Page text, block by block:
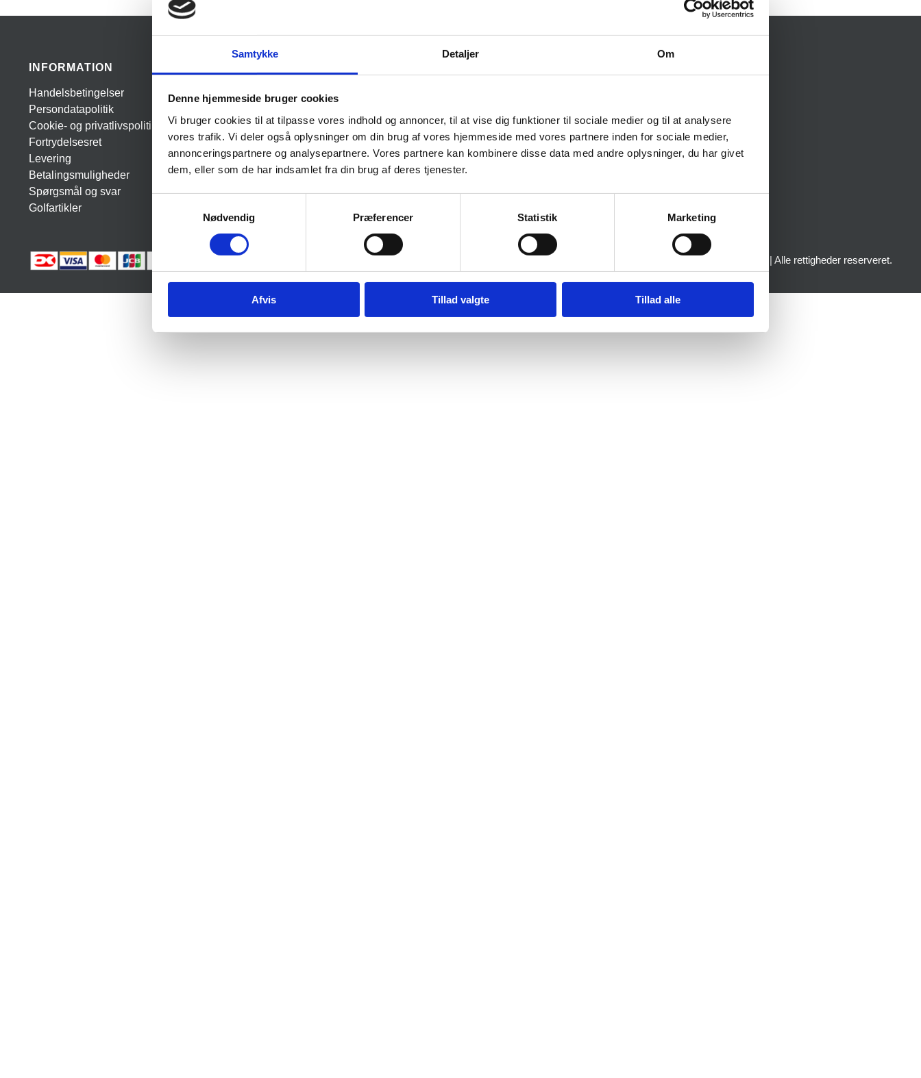
Samtykke Detaljer Om
Denne hjemmeside bruger cookies
Vi bruger cookies til at tilpasse vores indhold og annoncer, til at vise dig funktioner til sociale medier og til at analysere
vores trafik. Vi deler også oplysninger om din brug af vores hjemmeside med vores partnere inden for sociale medier,
annonceringspartnere og analysepartnere. Vores partnere kan kombinere disse data med andre oplysninger, du har givet
dem, eller som de har indsamlet fra din brug af deres tjenester.
t
y
v
Nødvendig Præferencer Statistik Marketing
Afvis Tillad valgte Tillad alle
INFORMATION
Handelsbetingelser
Persondatapolitik
Cookie- og privatlivspolitik
Fortrydelsesret
Levering
Betalingsmuligheder
Spørgsmål og svar
Golfartikler
Farvede golfbolde
Dame golfbolde
Blandede mærker
8800 Viborg
Cvr nr. 34501238
Tlf. nr. 61334313
© 2026 Jyskegolfbolde.dk | Alle rettigheder reserveret.